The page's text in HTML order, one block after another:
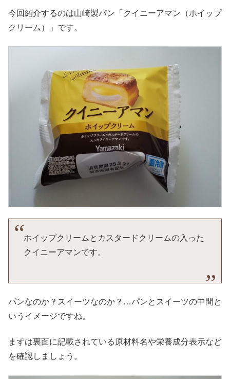
今回紹介するのは山崎製パン「クイニーアマン（ホイップ
クリーム）」です。
ホイップクリームとカスタードクリームの入った
クイニーアマンです。
パンなのか？スイーツなのか？…パンとスイーツの中間と
いうイメージですね。
まずは裏面に記載されている原材料名や栄養成分表示など
を確認しましょう。